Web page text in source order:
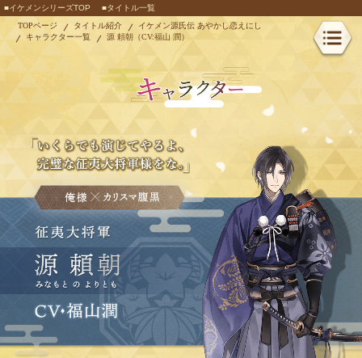
■イケメンシリーズTOP
■タイトル一覧
TOPページ
タイトル紹介
イケメン源氏伝 あやかし恋えにし
キャラクター一覧
源 頼朝（CV:福山 潤）